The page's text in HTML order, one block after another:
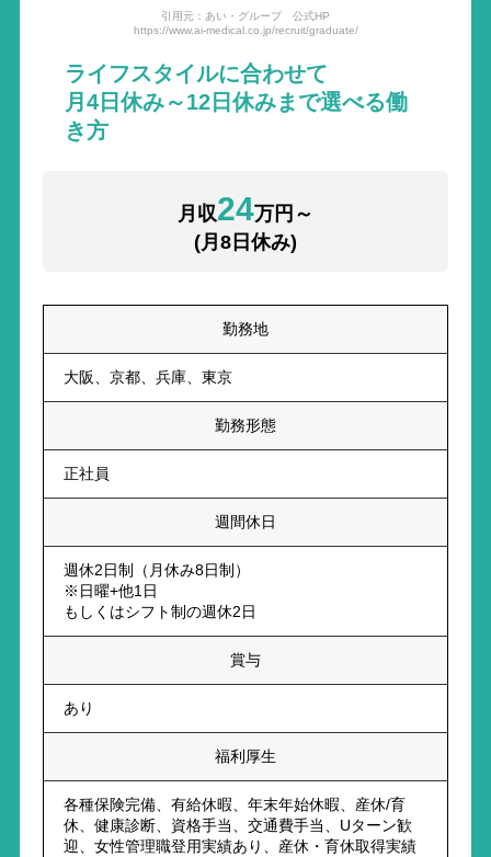
引用元：あい・グループ 公式HP
https://www.ai-medical.co.jp/recruit/graduate/
ライフスタイルに合わせて
月4日休み～12日休みまで選べる働
き方
月収24万円～
(月8日休み)
勤務地
大阪、京都、兵庫、東京
勤務形態
正社員
週間休日
週休2日制（月休み8日制）
※日曜+他1日
もしくはシフト制の週休2日
賞与
あり
福利厚生
各種保険完備、有給休暇、年末年始休暇、産休/育
休、健康診断、資格手当、交通費手当、Uターン歓
迎、女性管理職登用実績あり、産休・育休取得実績